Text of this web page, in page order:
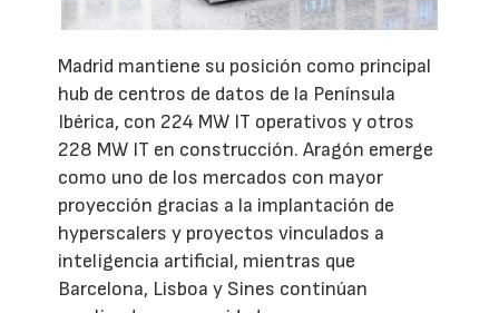
Madrid mantiene su posición como principal
hub de centros de datos de la Península
Ibérica, con 224 MW IT operativos y otros
228 MW IT en construcción. Aragón emerge
como uno de los mercados con mayor
proyección gracias a la implantación de
hyperscalers y proyectos vinculados a
inteligencia artificial, mientras que
Barcelona, Lisboa y Sines continúan